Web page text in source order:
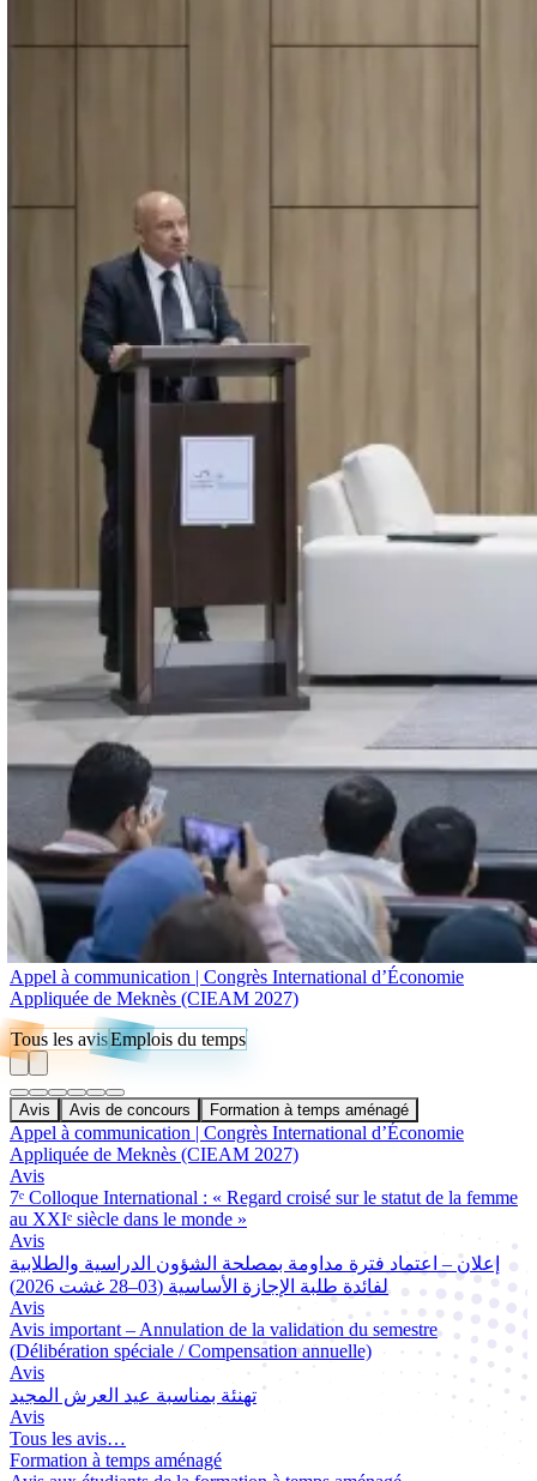
Appel à communication | Congrès International d’Économie
Appliquée de Meknès (CIEAM 2027)
Tous les avisEmplois du temps
Avis Avis de concours Formation à temps aménagé
Appel à communication | Congrès International d’Économie
Appliquée de Meknès (CIEAM 2027)
Avis
7ᵉ Colloque International : « Regard croisé sur le statut de la femme
au XXIᵉ siècle dans le monde »
Avis
إعلان – اعتماد فترة مداومة بمصلحة الشؤون الدراسية والطلابية
لفائدة طلبة الإجازة الأساسية (03–28 غشت 2026)
Avis
Avis important – Annulation de la validation du semestre
(Délibération spéciale / Compensation annuelle)
Avis
تهنئة بمناسبة عيد العرش المجيد
Avis
Tous les avis…
Formation à temps aménagé